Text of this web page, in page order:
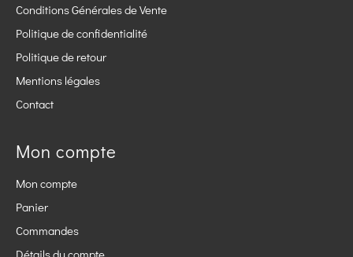
Conditions Générales de Vente
Politique de confidentialité
Politique de retour
Mentions légales
Contact
Mon compte
Mon compte
Panier
Commandes